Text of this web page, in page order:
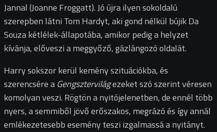
Jannal (Joanne Froggatt). Jó újra ilyen sokoldalú
szerepben látni Tom Hardyt, aki gond nélkül bújik Da
Souza kétlélek-állapotába, amikor pedig a helyzet
kívánja, előveszi a meggyőző, gázlángozó oldalát.
Harry sokszor kerül kemény szituációkba, és
szerencsére a Gengsztervilágezeket szó szerint véresen
komolyan veszi. Rögtön a nyitójelenetben, de ennél több
nyers, a semmiből jövő erőszakos, megrázó és így annál
emlékezetesebb esemény teszi izgalmassá a nyitányt.